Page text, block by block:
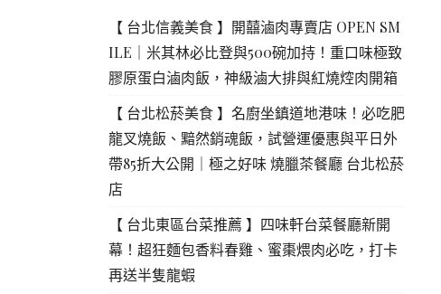
【 台北信義美食 】開囍滷肉專賣店 OPEN SM
ILE｜米其林必比登與500碗加持！重口味極致
膠原蛋白滷肉飯，神級滷大排與紅燒焢肉開箱
【 台北松菸美食 】名廚坐鎮道地港味！必吃肥
龍叉燒飯、黯然銷魂飯，試營運優惠與平日外
帶85折大公開｜極之好味 燒臘茶餐廳 台北松菸
店
【 台北東區台菜推薦 】四味軒台菜餐廳新開
幕！超狂麵包香料春雞、蜜棗煨肉必吃，打卡
再送半隻龍蝦